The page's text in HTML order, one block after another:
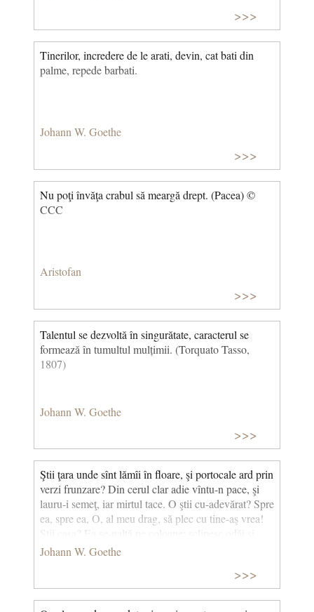
>>>
Tinerilor, incredere de le arati, devin, cat bati din
palme, repede barbati.
Johann W. Goethe
>>>
Nu poţi învăţa crabul să meargă drept. (Pacea) ©
CCC
Aristofan
>>>
Talentul se dezvoltă în singurătate, caracterul se
formează în tumultul mulțimii. (Torquato Tasso,
1807)
Johann W. Goethe
>>>
Ştii ţara unde sînt lămîi în floare, şi portocale ard prin
verzi frunzare? Din cerul clar adie vîntu-n pace, şi
lauru-i semeţ, iar mirtul tace. O ştii cu-adevărat? Spre
ea, spre ea, O, al meu drag, să plec cu tine-aş vrea!
Ştii casa? Ea se-nalţă pe coloane; sclipesc odăi şi
strălucesc saloane, şi sînt statui, şi-ntorc priviri spre
adevărat? Spre ea, spre ea, O, al meu domn, să plec
cu tine-aş vrea! Ştii creasta-n munţi, cu-a ei poteci
de fum? Prin negură catîru-şi cată drum. În peşteri e
Johann W. Goethe
>>>